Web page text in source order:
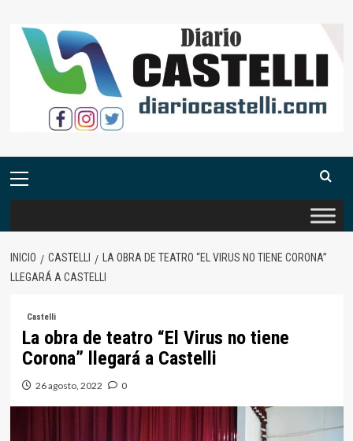
contenido
Menú
INICIO CASTELLI
LA OBRA DE TEATRO “EL VIRUS NO TIENE CORONA”
LLEGARÁ A CASTELLI
Castelli
La obra de teatro “El Virus no tiene
Corona” llegará a Castelli
26 agosto, 2022 0